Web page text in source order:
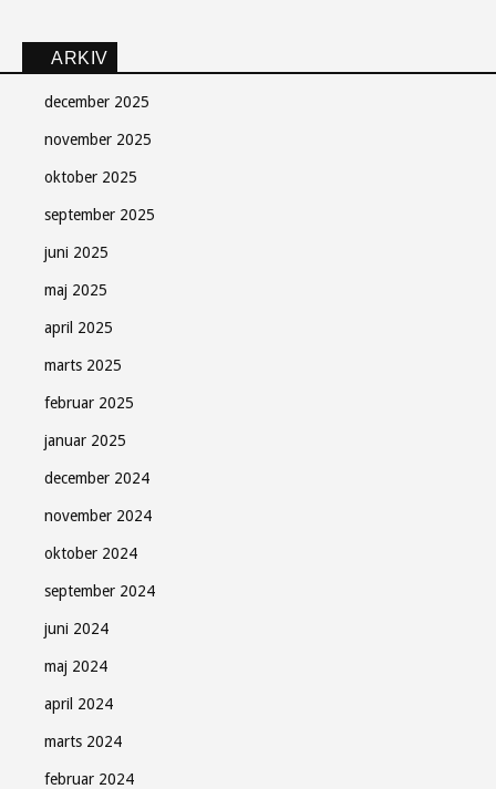
ARKIV
december 2025
november 2025
oktober 2025
september 2025
juni 2025
maj 2025
april 2025
marts 2025
februar 2025
januar 2025
december 2024
november 2024
oktober 2024
september 2024
juni 2024
maj 2024
april 2024
marts 2024
februar 2024